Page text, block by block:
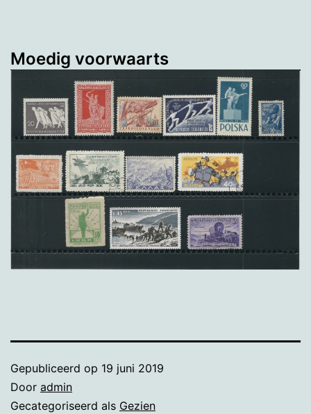
Moedig voorwaarts
Gepubliceerd op 19 juni 2019
Door admin
Gecategoriseerd als Gezien